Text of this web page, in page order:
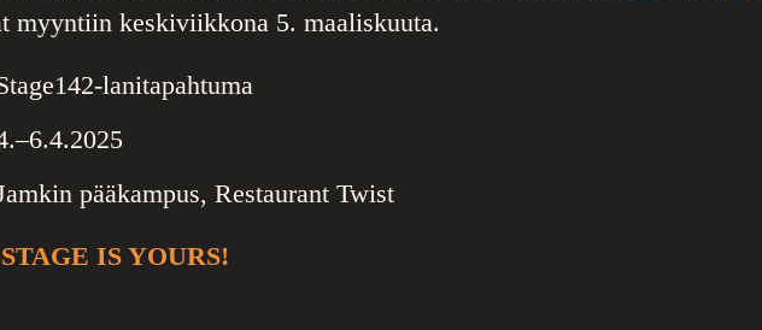
myyntiin keskiviikkona 5. maaliskuuta.
lanitapahtuma
pääkampus, Restaurant Twist
IS YOURS!